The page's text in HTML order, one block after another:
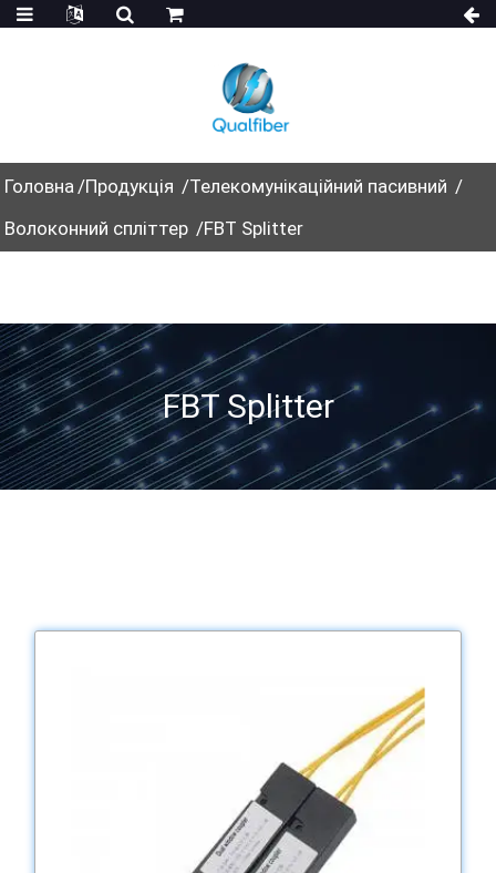
Головна Продукція
Телекомунікаційний пасивний
Волоконний спліттер
FBT Splitter
FBT Splitter